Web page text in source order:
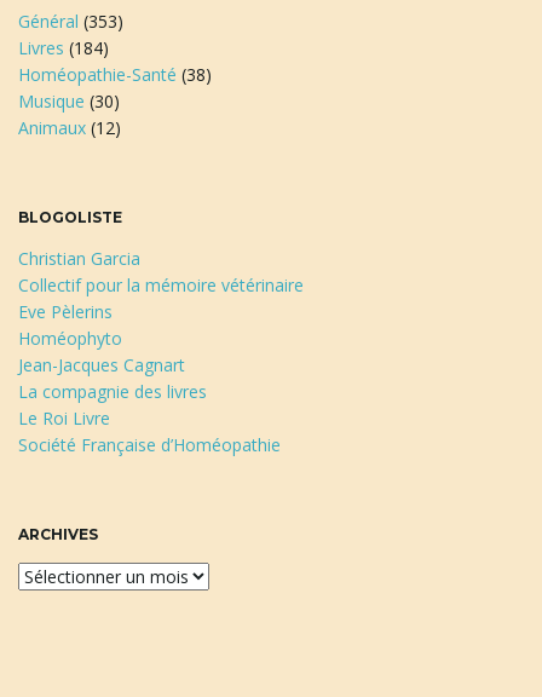
Général (353)
Livres (184)
Homéopathie-Santé (38)
Musique (30)
Animaux (12)
BLOGOLISTE
Christian Garcia
Collectif pour la mémoire vétérinaire
Eve Pèlerins
Homéophyto
Jean-Jacques Cagnart
La compagnie des livres
Le Roi Livre
Société Française d’Homéopathie
ARCHIVES
A